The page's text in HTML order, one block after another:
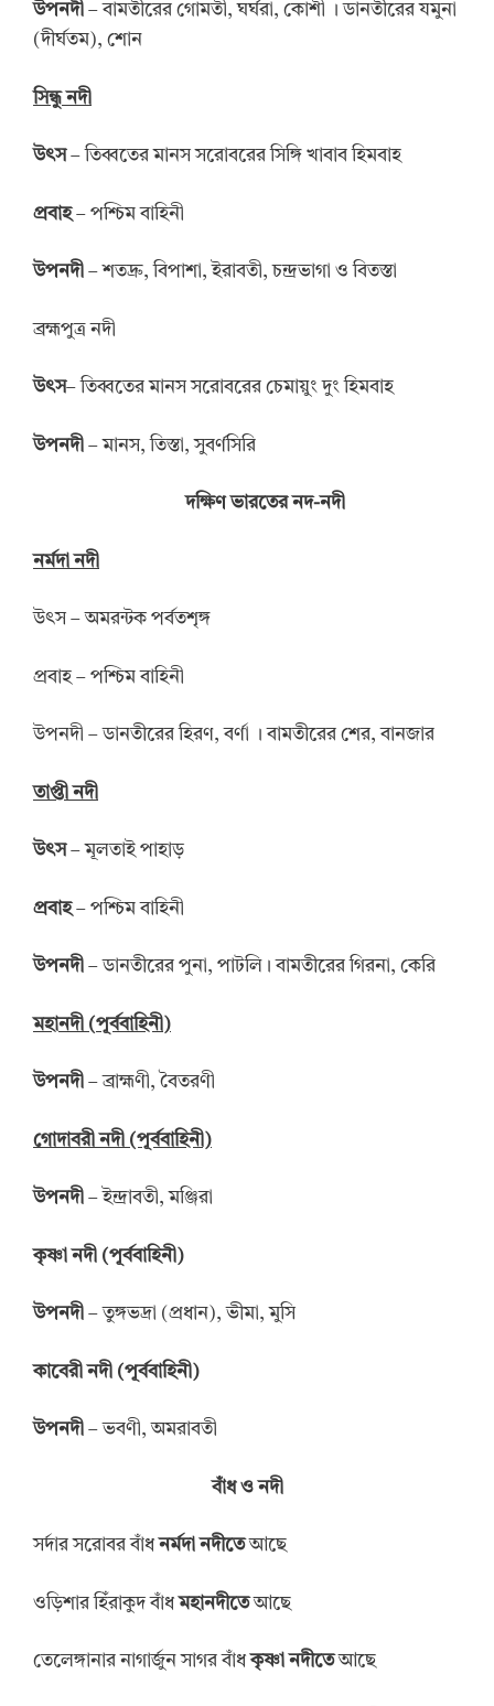
উপনদী – বামতীরের গোমতী, ঘর্ঘরা, কোশী । ডানতীরের যমুনা
(দীর্ঘতম), শোন
সিন্ধু নদী
উৎস– তিব্বতের মানস সরোবরের সিঙ্গি খাবাব হিমবাহ
প্রবাহ– পশ্চিম বাহিনী
উপনদী – শতদ্রু, বিপাশা, ইরাবতী, চন্দ্রভাগা ও বিতস্তা
ব্রহ্মপুত্র নদী
উৎস– তিব্বতের মানস সরোবরের চেমায়ুং দুং হিমবাহ
উপনদী – মানস, তিস্তা, সুবর্ণসিরি
দক্ষিণ ভারতের নদ-নদী
নর্মদা নদী
উৎস – অমরন্টক পর্বতশৃঙ্গ
প্রবাহ – পশ্চিম বাহিনী
উপনদী – ডানতীরের হিরণ, বর্ণা । বামতীরের শের, বানজার
তাপ্তী নদী
উৎস– মূলতাই পাহাড়
প্রবাহ– পশ্চিম বাহিনী
উপনদী – ডানতীরের পুনা, পাটলি। বামতীরের গিরনা, কেরি
মহানদী (পূর্ববাহিনী)
উপনদী – ব্রাহ্মণী, বৈতরণী
গোদাবরী নদী (পূর্ববাহিনী)
উপনদী – ইন্দ্রাবতী, মঞ্জিরা
কৃষ্ণা নদী (পূর্ববাহিনী)
উপনদী – তুঙ্গভদ্রা (প্রধান), ভীমা, মুসি
কাবেরী নদী (পূর্ববাহিনী)
উপনদী – ভবণী, অমরাবতী
বাঁধ ও নদী
সর্দার সরোবর বাঁধনর্মদা নদীতেআছে
ওড়িশার হিঁরাকুদ বাঁধমহানদীতেআছে
তেলেঙ্গানার নাগার্জুন সাগর বাঁধকৃষ্ণা নদীতে আছে